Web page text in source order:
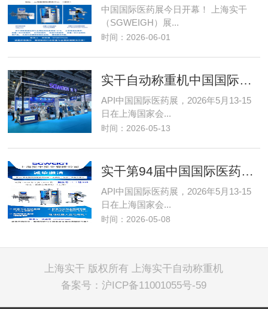
中国国际医药展今日开幕！ 上海实干
（SGWEIGH）展...
时间：2026-06-01
实干自动称重机中国国际医药展今日开幕
API中国国际医药展，2026年5月13-15
日在上海国家会...
时间：2026-05-13
实干第94届中国国际医药原料药／中间体
API中国国际医药展，2026年5月13-15
日在上海国家会...
时间：2026-05-08
上海实干 版权所有
上海实干自动称重机
备案号： 沪ICP备11001055号-59